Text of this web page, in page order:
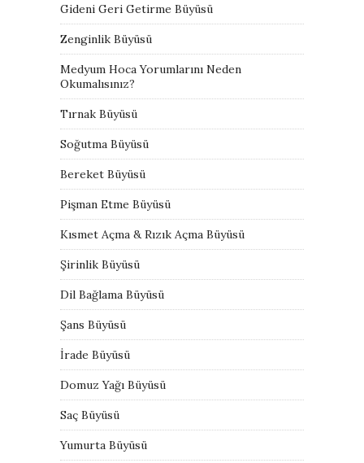
Gideni Geri Getirme Büyüsü
Zenginlik Büyüsü
Medyum Hoca Yorumlarını Neden
Okumalısınız?
Tırnak Büyüsü
Soğutma Büyüsü
Bereket Büyüsü
Pişman Etme Büyüsü
Kısmet Açma & Rızık Açma Büyüsü
Şirinlik Büyüsü
Dil Bağlama Büyüsü
Şans Büyüsü
İrade Büyüsü
Domuz Yağı Büyüsü
Saç Büyüsü
Yumurta Büyüsü